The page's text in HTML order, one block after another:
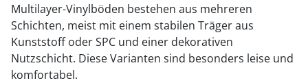
Multilayer-Vinylböden bestehen aus mehreren
Schichten, meist mit einem stabilen Träger aus
Kunststoff oder SPC und einer dekorativen
Nutzschicht. Diese Varianten sind besonders leise und
komfortabel.